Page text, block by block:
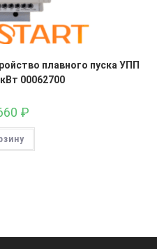
плавного пуска УПП
00062700
₽